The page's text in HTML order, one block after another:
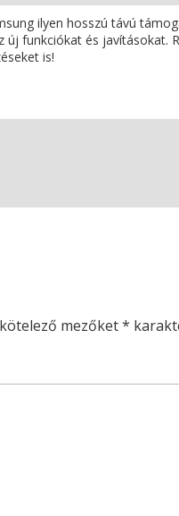
ilyen hosszú távú
új funkciókat és javításokat.
is!
mezőket*